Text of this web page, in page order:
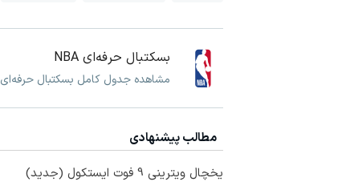
بسکتبال حرفه‌ای NBA
مشاهده جدول کامل بسکتبال حرفه‌ای NBA و برنامه و نتایج بازی های بسکتبال حرفه‌ای NBA به همراه اخبار و ویدئوهای اختصاصی
مطالب پیشنهادی
یخچال ویترینی 9 فوت ایستکول (جدید)